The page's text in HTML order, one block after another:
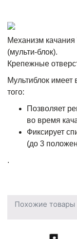
Механизм
(мульти-блок).
Крепежные
Мультиблок имеет
того:
Позволяет
во время
Фиксирует
(до 3
.
Похожие товары